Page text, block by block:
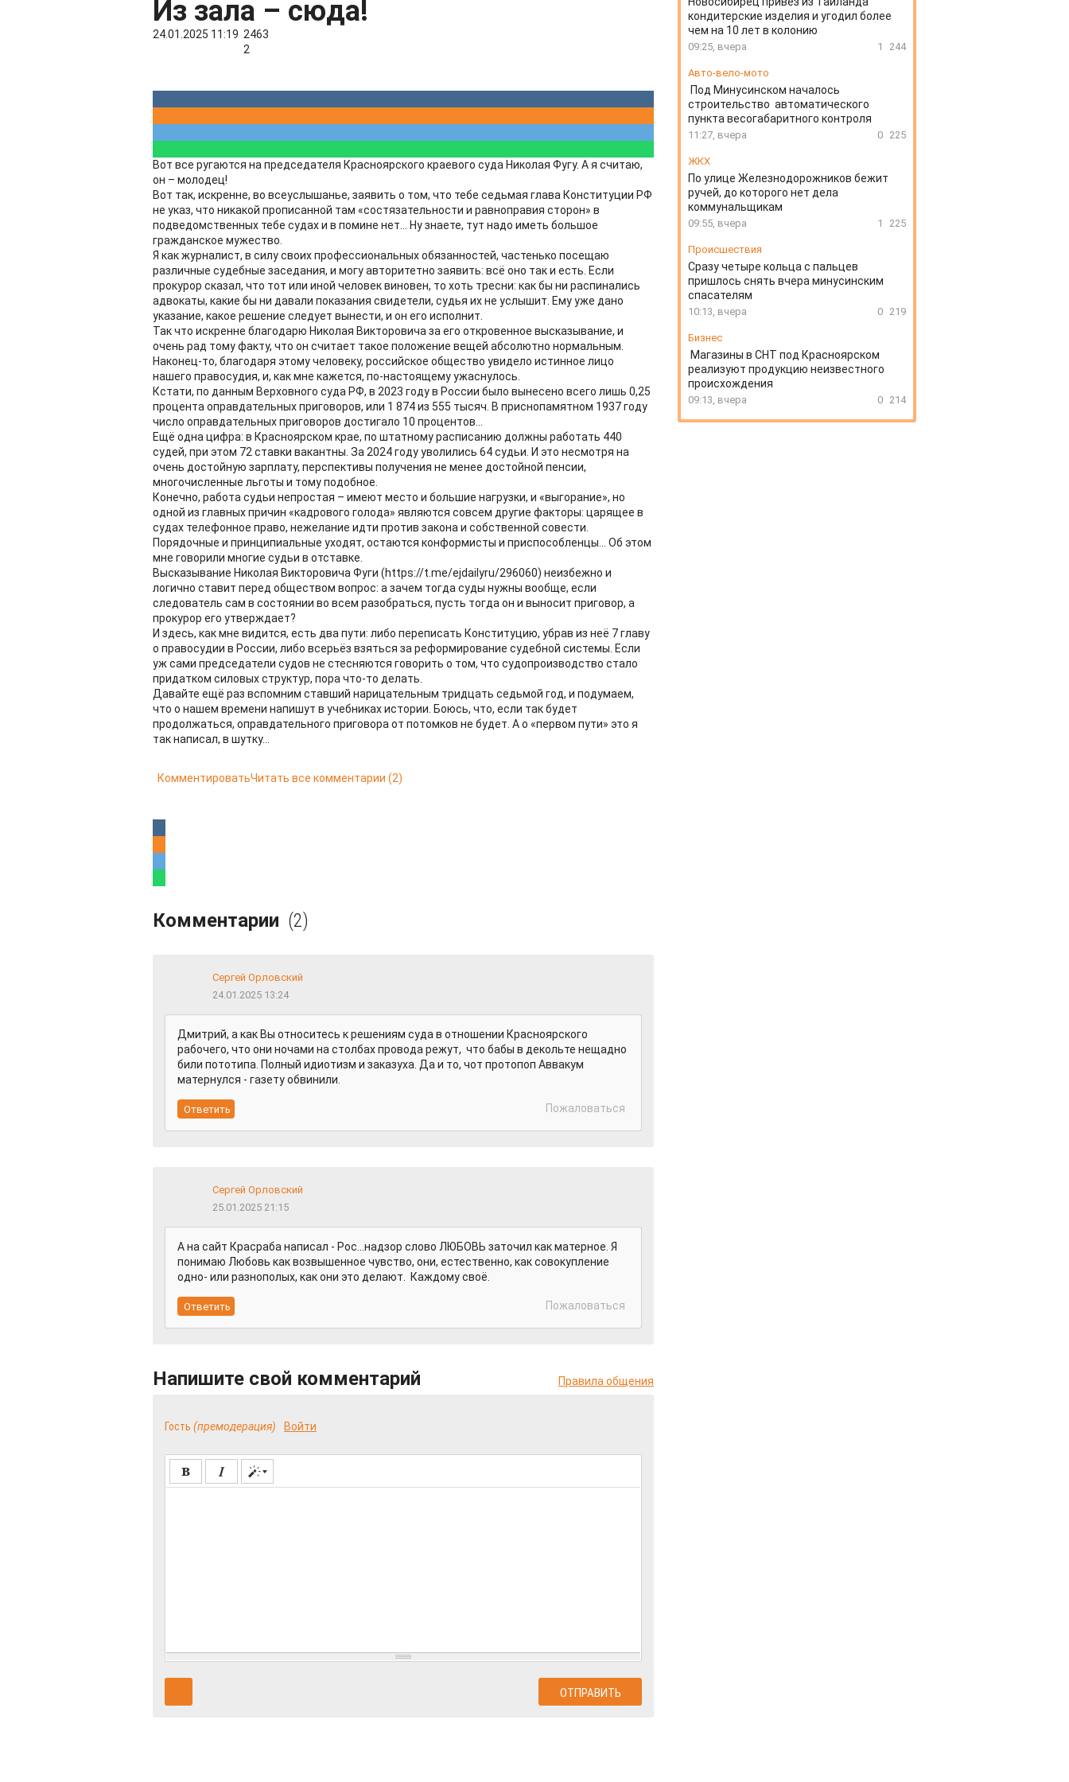
Из зала – сюда!
24.01.2025 11:19 2463
2
Вот все ругаются на председателя Красноярского краевого суда Николая Фугу. А я считаю,
он – молодец!
Вот так, искренне, во всеуслышанье, заявить о том, что тебе седьмая глава Конституции РФ
не указ, что никакой прописанной там «состязательности и равноправия сторон» в
подведомственных тебе судах и в помине нет... Ну знаете, тут надо иметь большое
гражданское мужество.
Я как журналист, в силу своих профессиональных обязанностей, частенько посещаю
различные судебные заседания, и могу авторитетно заявить: всё оно так и есть. Если
прокурор сказал, что тот или иной человек виновен, то хоть тресни: как бы ни распинались
адвокаты, какие бы ни давали показания свидетели, судья их не услышит. Ему уже дано
указание, какое решение следует вынести, и он его исполнит.
Так что искренне благодарю Николая Викторовича за его откровенное высказывание, и
очень рад тому факту, что он считает такое положение вещей абсолютно нормальным.
Наконец-то, благодаря этому человеку, российское общество увидело истинное лицо
нашего правосудия, и, как мне кажется, по-настоящему ужаснулось.
Кстати, по данным Верховного суда РФ, в 2023 году в России было вынесено всего лишь 0,25
процента оправдательных приговоров, или 1 874 из 555 тысяч. В приснопамятном 1937 году
число оправдательных приговоров достигало 10 процентов...
Ещё одна цифра: в Красноярском крае, по штатному расписанию должны работать 440
судей, при этом 72 ставки вакантны. За 2024 году уволились 64 судьи. И это несмотря на
очень достойную зарплату, перспективы получения не менее достойной пенсии,
многочисленные льготы и тому подобное.
Конечно, работа судьи непростая – имеют место и большие нагрузки, и «выгорание», но
одной из главных причин «кадрового голода» являются совсем другие факторы: царящее в
судах телефонное право, нежелание идти против закона и собственной совести.
Порядочные и принципиальные уходят, остаются конформисты и приспособленцы... Об этом
мне говорили многие судьи в отставке.
Высказывание Николая Викторовича Фуги (https://t.me/ejdailyru/296060) неизбежно и
логично ставит перед обществом вопрос: а зачем тогда суды нужны вообще, если
следователь сам в состоянии во всем разобраться, пусть тогда он и выносит приговор, а
прокурор его утверждает?
И здесь, как мне видится, есть два пути: либо переписать Конституцию, убрав из неё 7 главу
о правосудии в России, либо всерьёз взяться за реформирование судебной системы. Если
уж сами председатели судов не стесняются говорить о том, что судопроизводство стало
придатком силовых структур, пора что-то делать.
Давайте ещё раз вспомним ставший нарицательным тридцать седьмой год, и подумаем,
что о нашем времени напишут в учебниках истории. Боюсь, что, если так будет
продолжаться, оправдательного приговора от потомков не будет. А о «первом пути» это я
так написал, в шутку...
КомментироватьЧитать все комментарии (2)
Комментарии (2)
Сергей Орловский
24.01.2025 13:24
Дмитрий, а как Вы относитесь к решениям суда в отношении Красноярского
рабочего, что они ночами на столбах провода режут, что бабы в декольте нещадно
били пототипа. Полный идиотизм и заказуха. Да и то, чот протопоп Аввакум
матернулся - газету обвинили.
Пожаловаться
Сергей Орловский
25.01.2025 21:15
А на сайт Красраба написал - Рос...надзор слово ЛЮБОВЬ заточил как матерное. Я
понимаю Любовь как возвышенное чувство, они, естественно, как совокупление
одно- или разнополых, как они это делают. Каждому своё.
Пожаловаться
Напишите свой комментарий Правила общения
Гость (премодерация) Войти
кондитерские изделия и угодил более
чем на 10 лет в колонию
09:25, вчера 1 244
Авто-вело-мото
Под Минусинском началось
строительство автоматического
пункта весогабаритного контроля
11:27, вчера 0 225
ЖКХ
По улице Железнодорожников бежит
ручей, до которого нет дела
коммунальщикам
09:55, вчера 1 225
Происшествия
Сразу четыре кольца с пальцев
пришлось снять вчера минусинским
спасателям
10:13, вчера 0 219
Бизнес
Магазины в СНТ под Красноярском
реализуют продукцию неизвестного
происхождения
09:13, вчера 0 214